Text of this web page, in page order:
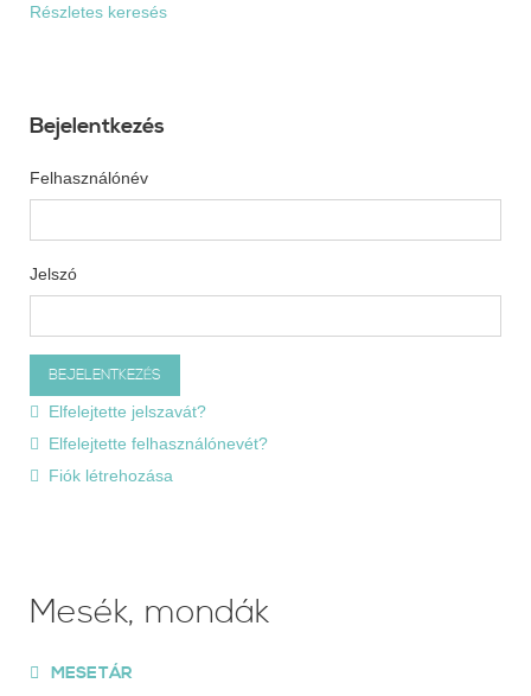
Részletes keresés
Bejelentkezés
Felhasználónév
Jelszó
Elfelejtette jelszavát?
Elfelejtette felhasználónevét?
Fiók létrehozása
Mesék, mondák
MESETÁR